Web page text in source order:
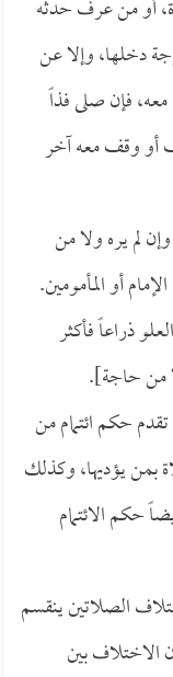
أو من عرف حدثه
دخلها، وإلا عن
معه، فإن صلى فذاً
أو وقف معه آخر
لم يره ولا من
أو المأمومين.
ذراعاً فأكثر
من حاجة].
حكم ائتمام من
بمن يؤديها، وكذلك
حكم الائتمام
الصلاتين ينقسم
الاختلاف بين